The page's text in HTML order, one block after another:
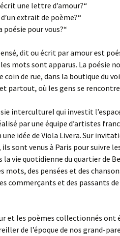
une lettre d’amour?“
extrait de poème?“
poésie pour vous?“
dit ou écrit par amour est
mots sont apparus. La poésie
coin de rue, dans la boutique du
partout, où les gens se
interculturel qui investit
par une équipe d’artistes
idée de Viola Livera. Sur
sont venus à Paris pour suivre
la vie quotidienne du quartier de
mots, des pensées et des
commerçants et des passants de
et les poèmes collectionnés ont
de l’époque de nos grand-